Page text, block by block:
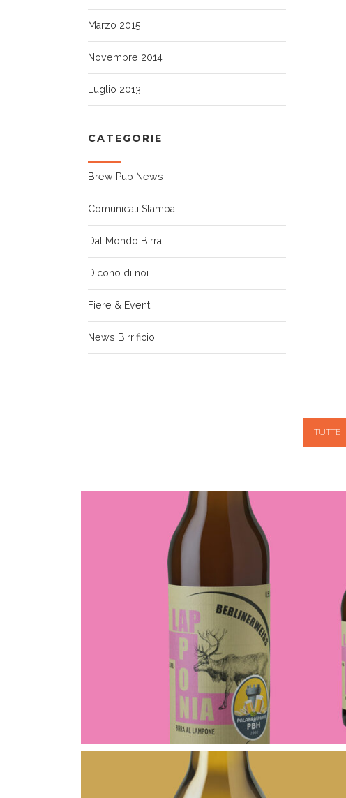
TUTTE
Marzo 2015
Novembre 2014
Luglio 2013
CATEGORIE
Brew Pub News
Comunicati Stampa
Dal Mondo Birra
Dicono di noi
Fiere & Eventi
News Birrificio